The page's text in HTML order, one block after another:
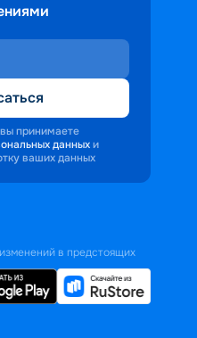
принимаете
данных и
ваших данных
в предстоящих